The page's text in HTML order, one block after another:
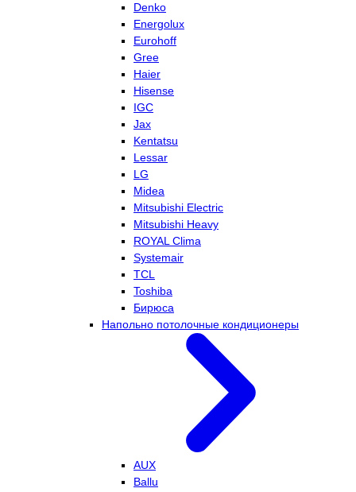
Denko
Energolux
Eurohoff
Gree
Haier
Hisense
IGC
Jax
Kentatsu
Lessar
LG
Midea
Mitsubishi Electric
Mitsubishi Heavy
ROYAL Clima
Systemair
TCL
Toshiba
Бирюса
Напольно потолочные кондиционеры
AUX
Ballu